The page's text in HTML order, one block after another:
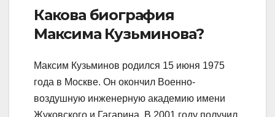
Какова биография
Максима Кузьминова?
Максим Кузьминов родился 15 июня 1975
года в Москве. Он окончил Военно-
воздушную инженерную академию имени
Жуковского и Гагарина. В 2001 году получил